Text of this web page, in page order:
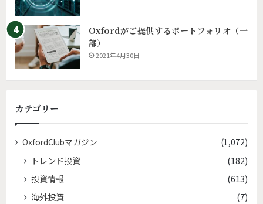
Oxfordがご提供するポートフォリオ（一
部）
2021年4月30日
カテゴリー
OxfordClubマガジン (1,072)
トレンド投資
(182)
投資情報
(613)
海外投資
(7)